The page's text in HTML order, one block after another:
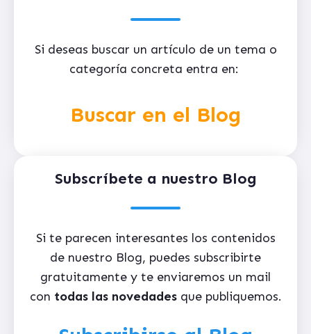
Si deseas buscar un artículo de un tema o
categoría concreta entra en:
Buscar en el Blog
Subscríbete a nuestro Blog
Si te parecen interesantes los contenidos
de nuestro Blog, puedes subscribirte
gratuitamente y te enviaremos un mail
con todas las novedadesque publiquemos.